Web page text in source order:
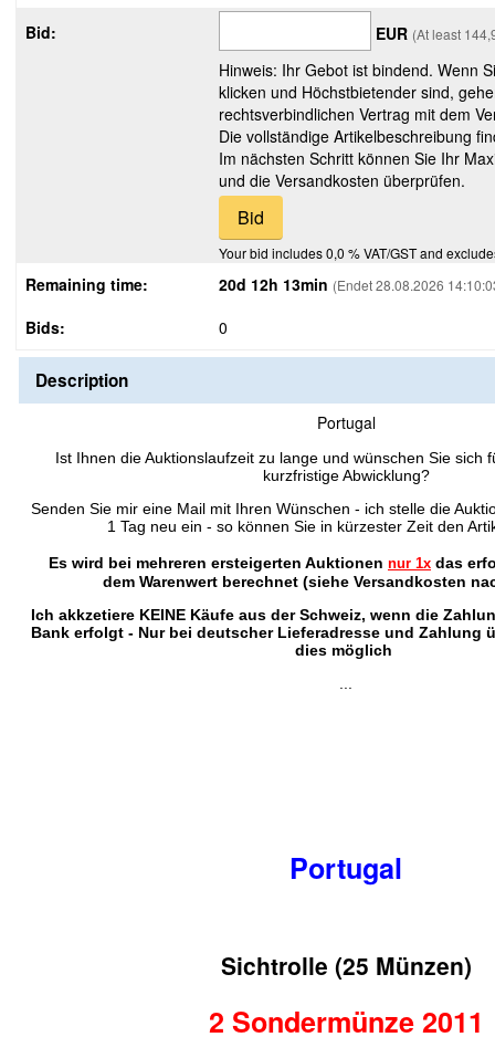
Bid: EUR (At least
Hinweis: Ihr Gebot ist bindend. Wenn
klicken und Höchstbietender sind,
rechtsverbindlichen Vertrag mit dem
Die vollständige Artikelbeschreibung
Im nächsten Schritt können Sie Ihr
und die Versandkosten überprüfen.
Your bid includes 0,0 % VAT/GST and
Remaining time: 20d 12h 13min (Endet 28.08.2026
Bids: 0
Description
Portugal
Ist Ihnen die Auktionslaufzeit zu lange und wünschen Sie sich
kurzfristige Abwicklung?
Senden Sie mir eine Mail mit Ihren Wünschen - ich stelle die
1 Tag neu ein - so können Sie in kürzester Zeit den
Es wird bei mehreren ersteigerten Auktionen nur 1x das
dem Warenwert berechnet (siehe Versandkosten
Ich akkzetiere KEINE Käufe aus der Schweiz, wenn die
Bank erfolgt - Nur bei deutscher Lieferadresse und Zahlung
dies möglich
Portugal
Sichtrolle (25 Münzen)
2 Sondermünze 2011